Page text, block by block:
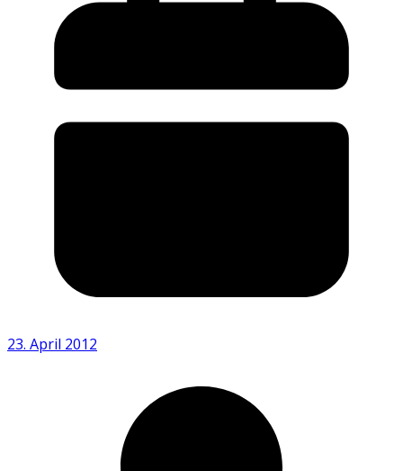
23. April 2012